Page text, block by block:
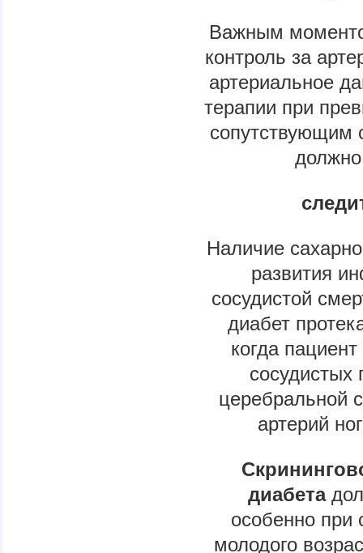
Важным
контроль за
артериальное
терапии при
сопутствующим
Наличие
развития
сосудистой
диабет
когда
церебральной
артерий
диабета
особенно
молодого